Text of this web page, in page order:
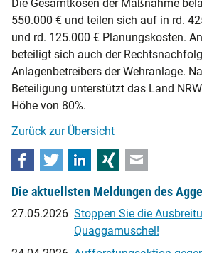
Die Gesamtkosen der Maßnahme
550.000 € und teilen sich auf in rd.
und rd. 125.000 € Planungskosten.
beteiligt sich auch der
Anlagenbetreibers der Wehranlage.
Beteiligung unterstützt das Land
Höhe von 80%.
Zurück zur Übersicht
Facebook
Twitter LinkedInXing
Die aktuellsten Meldungen des
27.05.2026 Stoppen Sie die
Quaggamuschel!